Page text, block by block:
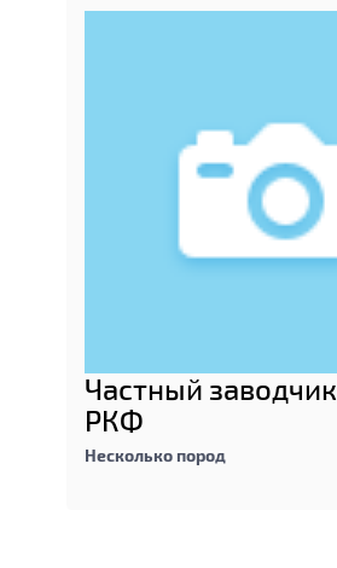
Частный заводчик
РКФ
Несколько пород